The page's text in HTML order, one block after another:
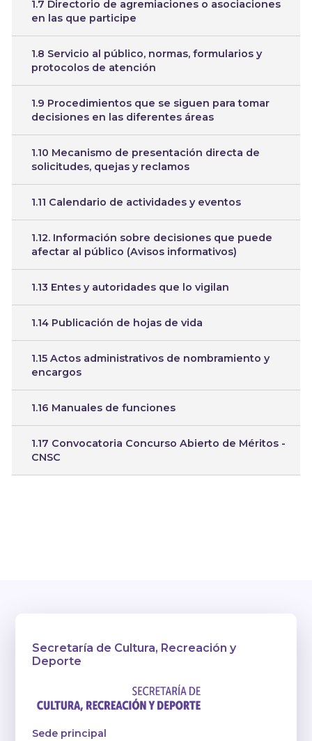
1.7 Directorio de agremiaciones o asociaciones
en las que participe
1.8 Servicio al público, normas, formularios y
protocolos de atención
1.9 Procedimientos que se siguen para tomar
decisiones en las diferentes áreas
1.10 Mecanismo de presentación directa de
solicitudes, quejas y reclamos
1.11 Calendario de actividades y eventos
1.12. Información sobre decisiones que puede
afectar al público (Avisos informativos)
1.13 Entes y autoridades que lo vigilan
1.14 Publicación de hojas de vida
1.15 Actos administrativos de nombramiento y
encargos
1.16 Manuales de funciones
1.17 Convocatoria Concurso Abierto de Méritos -
CNSC
Secretaría de Cultura, Recreación y
Deporte
Sede principal